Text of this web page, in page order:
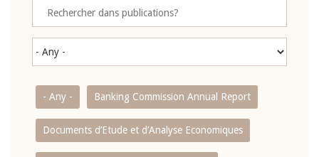
- Any - Banking Commission Annual Report
Documents d’Etude et d’Analyse Economiques